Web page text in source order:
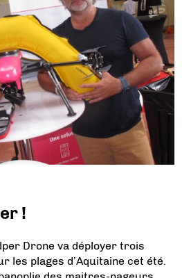
!
Drone va déployer trois
les plages d’Aquitaine cet été.